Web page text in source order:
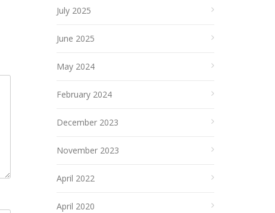
July 2025
June 2025
May 2024
February 2024
December 2023
November 2023
April 2022
April 2020